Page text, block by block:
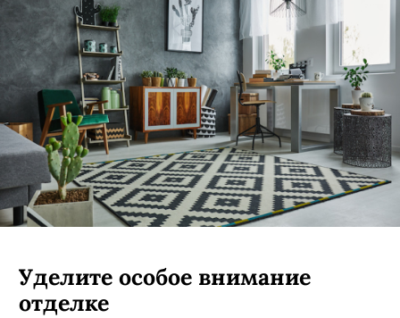
Уделите особое внимание
отделке